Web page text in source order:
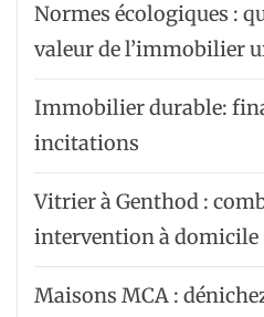
Normes écologiques :
valeur de l’immobilier
Immobilier durable:
incitations
Vitrier à Genthod :
intervention à domicile
Maisons MCA :